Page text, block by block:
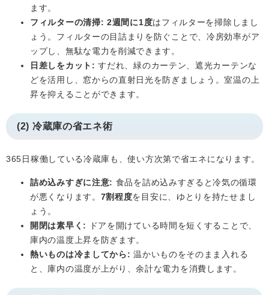
ます。
フィルターの清掃: 2週間に1度はフィルターを掃除しまし
ょう。フィルターの目詰まりを防ぐことで、冷房効率がア
ップし、無駄な電力を削減できます。
日差しをカット: すだれ、緑のカーテン、遮光カーテンな
どを活用し、窓からの直射日光を防ぎましょう。室温の上
昇を抑えることができます。
(2) 冷蔵庫の省エネ術
365日稼働している冷蔵庫も、使い方次第で省エネになります。
詰め込みすぎに注意: 食品を詰め込みすぎると冷気の循環
が悪くなります。 7割程度を目安に、ゆとりを持たせまし
ょう。
開閉は素早く:
ドアを開けている時間を短くすることで、
庫内の温度上昇を防ぎます。
熱いものは冷ましてから: 温かいものをそのまま入れる
と、庫内の温度が上がり、余計な電力を消費します。